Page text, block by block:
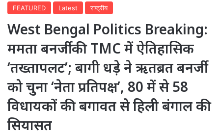
FEATURED Latest राष्ट्रीय
West Bengal Politics Breaking:
ममता बनर्जी की TMC में ऐतिहासिक
‘तख्तापलट’; बागी धड़े ने ऋतब्रत बनर्जी
को चुना ‘नेता प्रतिपक्ष’, 80 में से 58
विधायकों की बगावत से हिली बंगाल की
सियासत